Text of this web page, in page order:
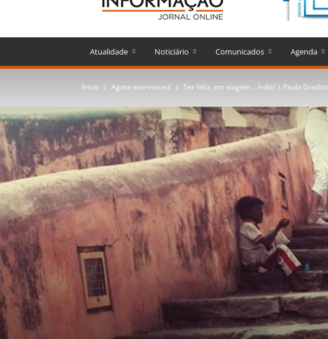
Atualidade Noticiário Comunicados Agenda
Inicio Agora escrevo eu! Ser feliz, em viagem… Índia! | Paula Gradim